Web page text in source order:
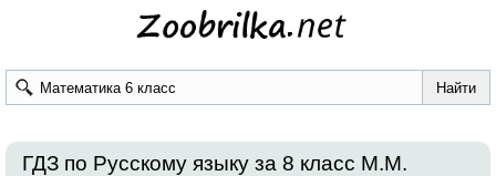
ГДЗ по Русскому языку за 8 класс М.М.